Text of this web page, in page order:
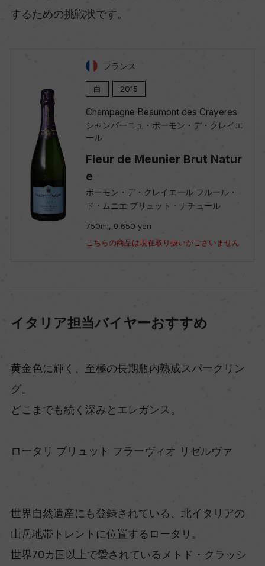
するための挑戦状です。
フランス
白 2015
Champagne Beaumont des Crayeres
シャンパーニュ・ボーモン・デ・クレイエ
ール
Fleur de Meunier Brut Natur
e
ボーモン・デ・クレイエール フルール・
ド・ムニエ ブリュット・ナチュール
750ml, 9,650 yen
こちらの商品は現在取り扱いがございません
イタリア担当バイヤーおすすめ
黄金色に輝く、至極の長期瓶内熟成スパークリン
グ。
どこまでも続く深みとエレガンス。
ロータリ ブリュット フラーヴィオ リゼルヴァ
世界自然遺産にも登録されている、北イタリアの
山岳地帯トレントに位置するロータリ。
世界70カ国以上で愛されているメトド・クラッシ